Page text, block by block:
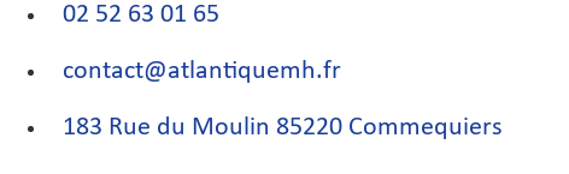
02 52 63 01 65
contact@atlantiquemh.fr
183 Rue du Moulin 85220 Commequiers